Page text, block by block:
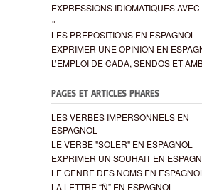
EXPRESSIONS IDIOMATIQUES
»
LES PRÉPOSITIONS EN ESPAGNOL
EXPRIMER UNE OPINION EN
L’EMPLOI DE CADA, SENDOS ET
PAGES ET ARTICLES PHARES
LES VERBES IMPERSONNELS EN
ESPAGNOL
LE VERBE "SOLER" EN ESPAGNOL
EXPRIMER UN SOUHAIT EN
LE GENRE DES NOMS EN ESPAGNOL
LA LETTRE “Ñ” EN ESPAGNOL